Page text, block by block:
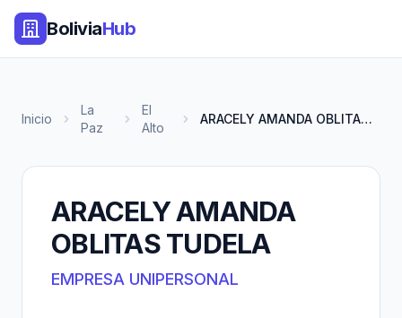
BoliviaHub
Inicio
La
Paz
El
Alto
ARACELY AMANDA OBLITAS TUDELA
ARACELY AMANDA
OBLITAS TUDELA
EMPRESA UNIPERSONAL